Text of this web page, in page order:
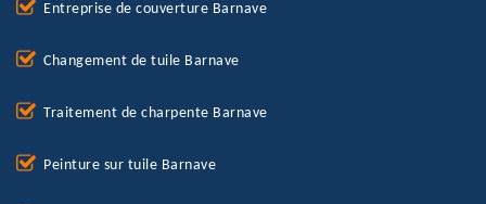
Entreprise de couverture Barnave
Changement de tuile Barnave
Traitement de charpente Barnave
Peinture sur tuile Barnave